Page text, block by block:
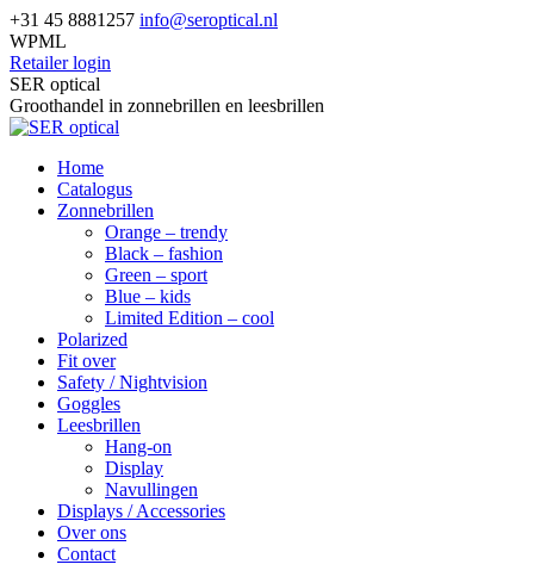
Skip
to
content
+31 45 8881257 info@seroptical.nl
WPML
Retailer login
Facebook
page
opens
new
window
SER optical
Groothandel in zonnebrillen en leesbrillen
Home
Catalogus
Zonnebrillen
Orange – trendy
Black – fashion
Green – sport
Blue – kids
Limited Edition – cool
Polarized
Fit over
Safety / Nightvision
Goggles
Leesbrillen
Hang-on
Display
Navullingen
Displays / Accessories
Over ons
Contact